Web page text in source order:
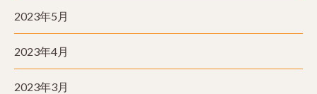
2023年5月
2023年4月
2023年3月